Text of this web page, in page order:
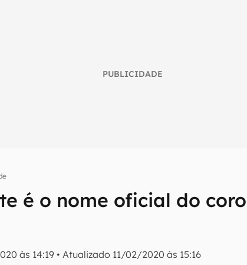
PUBLICIDADE
é o nome oficial do
às 14:19 •Atualizado 11/02/2020 às 15:16
Canaltech e receba notícias e reviews sobre tecnologia